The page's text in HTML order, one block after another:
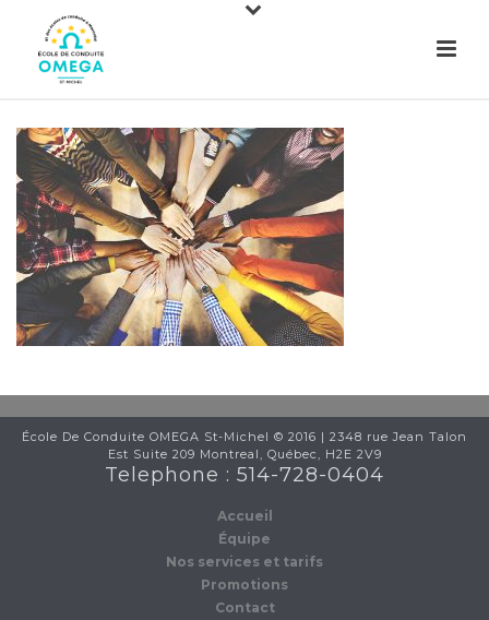
École De Conduite OMEGA St-Michel © 2016 | 2348 rue Jean Talon
Est Suite 209 Montreal, Québec, H2E 2V9
Telephone : 514-728-0404
Accueil
Équipe
Nos services et tarifs
Promotions
Contact